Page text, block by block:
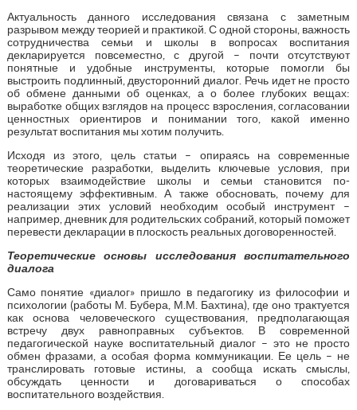
Актуальность данного исследования связана с заметным
разрывом между теорией и практикой. С одной стороны, важность
сотрудничества семьи и школы в вопросах воспитания
декларируется повсеместно, с другой – почти отсутствуют
понятные и удобные инструменты, которые помогли бы
выстроить подлинный, двусторонний диалог. Речь идет не просто
об обмене данными об оценках, а о более глубоких вещах:
выработке общих взглядов на процесс взросления, согласовании
ценностных ориентиров и понимании того, какой именно
результат воспитания мы хотим получить.
Исходя из этого, цель статьи – опираясь на современные
теоретические разработки, выделить ключевые условия, при
которых взаимодействие школы и семьи становится по-
настоящему эффективным. А также обосновать, почему для
реализации этих условий необходим особый инструмент –
например, дневник для родительских собраний, который поможет
перевести декларации в плоскость реальных договоренностей.
Теоретические основы исследования воспитательного
диалога
Само понятие «диалог» пришло в педагогику из философии и
психологии (работы М. Бубера, М.М. Бахтина), где оно трактуется
как основа человеческого существования, предполагающая
встречу двух равноправных субъектов. В современной
педагогической науке воспитательный диалог – это не просто
обмен фразами, а особая форма коммуникации. Ее цель – не
транслировать готовые истины, а сообща искать смыслы,
обсуждать ценности и договариваться о способах
воспитательного воздействия.